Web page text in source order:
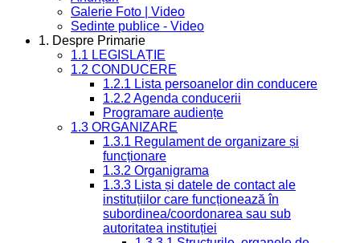
Galerie Foto | Video
Sedinte publice - Video
1. Despre Primarie
1.1 LEGISLAȚIE
1.2 CONDUCERE
1.2.1 Lista persoanelor din conducere
1.2.2 Agenda conducerii
Programare audiențe
1.3 ORGANIZARE
1.3.1 Regulament de organizare și
funcționare
1.3.2 Organigrama
1.3.3 Lista și datele de contact ale
instituțiilor care funcționează în
subordinea/coordonarea sau sub
autoritatea instituției